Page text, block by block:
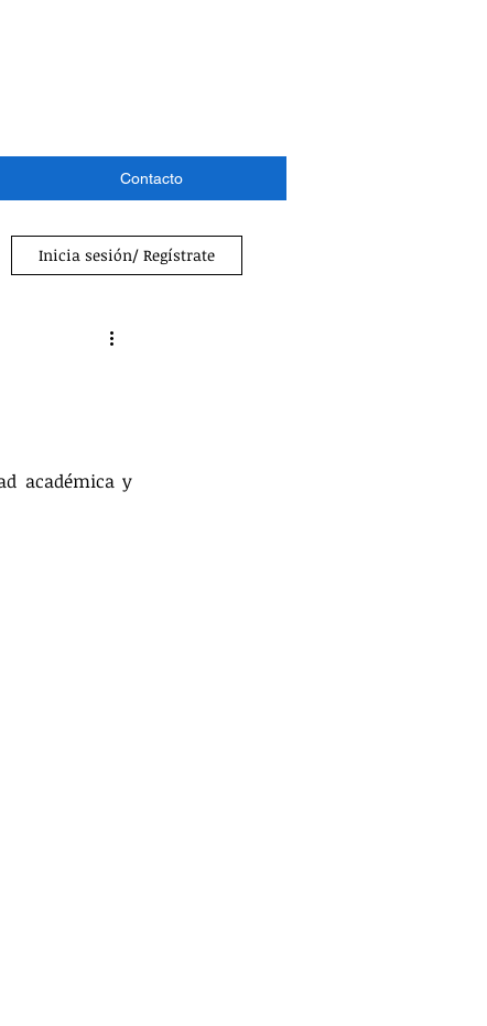
Contacto
Inicia sesión/ Regístrate
académica y